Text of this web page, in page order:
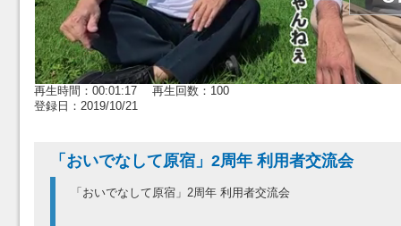
再生時間：00:01:17 再生回数：100
登録日：2019/10/21
「おいでなして原宿」2周年 利用者交流会
「おいでなして原宿」2周年 利用者交流会